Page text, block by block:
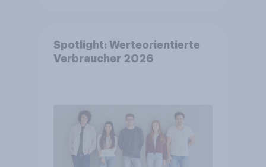
Spotlight: Werteorientierte
Verbraucher 2026